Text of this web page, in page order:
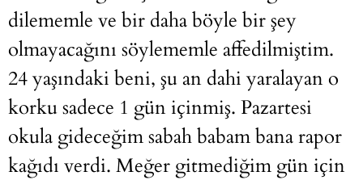
dilememle ve bir daha böyle bir şey
olmayacağını söylememle affedilmiştim.
24 yaşındaki beni, şu an dahi yaralayan o
korku sadece 1 gün içinmiş. Pazartesi
okula gideceğim sabah babam bana rapor
kağıdı verdi. Meğer gitmediğim gün için